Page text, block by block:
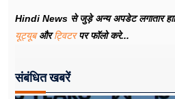
Hindi News से जुड़े अन्य अपडेट लगातार
यूट्यूबऔरट्विटरपर फॉलो करे...
संबंधित खबरें